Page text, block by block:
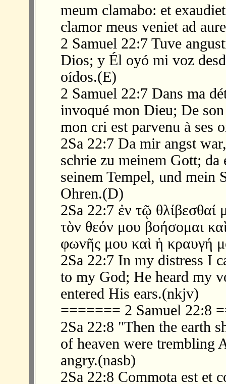
meum clamabo: et
clamor meus veniet ad
2 Samuel 22:7 Tuve
Dios; y Él oyó mi voz
oídos.(E)
2 Samuel 22:7 Dans ma
invoqué mon Dieu; De
mon cri est parvenu à ses
2Sa 22:7 Da mir angst
schrie zu meinem Gott;
seinem Tempel, und mein
Ohren.(D)
2Sa 22:7 ἐν τῷ θλίβεσθαί
τὸν θεόν μου βοήσομαι
φωνῆς μου καὶ ἡ κραυγή
2Sa 22:7 In my distress I
to my God; He heard my
entered His ears.(nkjv)
======= 2 Samuel 22:8
2Sa 22:8 "Then the earth
of heaven were trembling
angry.(nasb)
2Sa 22:8 Commota est et